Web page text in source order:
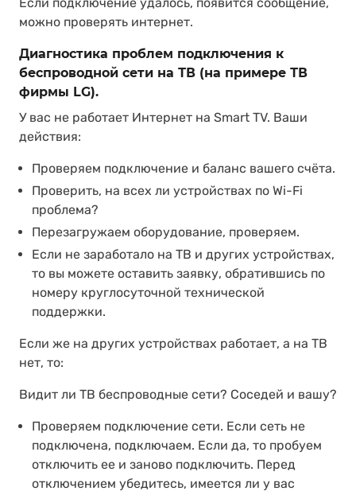
можно проверять интернет.
Диагностика проблем подключения к
беспроводной сети на ТВ (на примере ТВ
фирмы LG).
У вас не работает Интернет на Smart TV. Ваши
действия:
Проверяем подключение и баланс вашего счёта.
Проверить, на всех ли устройствах по Wi-Fi
проблема?
Перезагружаем оборудование, проверяем.
Если не заработало на ТВ и других устройствах,
то вы можете оставить заявку, обратившись по
номеру круглосуточной технической
поддержки.
Если же на других устройствах работает, а на ТВ
нет, то:
Видит ли ТВ беспроводные сети? Соседей и вашу?
Проверяем подключение сети. Если сеть не
подключена, подключаем. Если да, то пробуем
отключить ее и заново подключить. Перед
отключением убедитесь, имеется ли у вас